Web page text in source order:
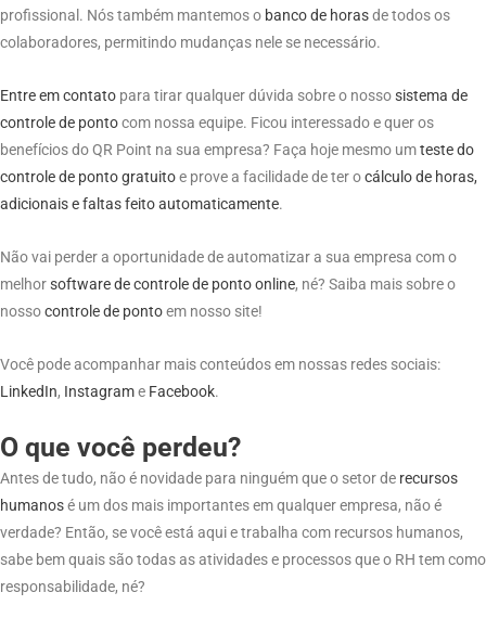
profissional. Nós também mantemos o banco de horasde todos os
colaboradores, permitindo mudanças nele se necessário.
Entre em contato para tirar qualquer dúvida sobre o nossosistema de
controle de pontocom nossa equipe. Ficou interessado e quer os
benefícios do QR Point na sua empresa? Faça hoje mesmo umteste do
controle de ponto gratuitoe prove a facilidade de ter ocálculo de horas,
adicionais e faltas feito automaticamente.
Não vai perder a oportunidade de automatizar a sua empresa com o
melhorsoftwaredecontrole de pontoonline, né? Saiba mais sobre o
nossocontrole de pontoem nosso site!
Você pode acompanhar mais conteúdos em nossas redes sociais:
LinkedIn, Instagrame Facebook.
O que você perdeu?
Antes de tudo, não é novidade para ninguém que o setor de recursos
humanosé um dos mais importantes em qualquer empresa, não é
verdade? Então, se você está aqui e trabalha com recursos humanos,
sabe bem quais são todas as atividades e processos que o RH tem como
responsabilidade, né?